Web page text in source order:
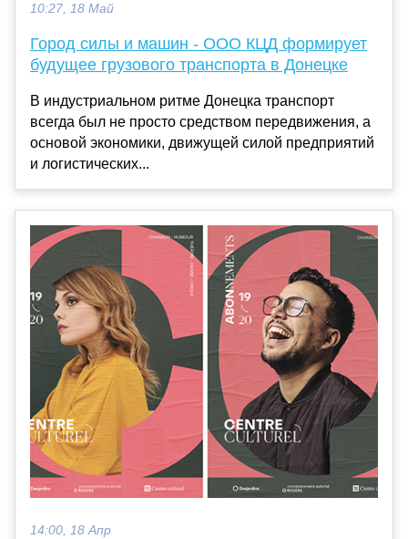
10:27, 18 Май
Город силы и машин - ООО КЦД формирует
будущее грузового транспорта в Донецке
В индустриальном ритме Донецка транспорт
всегда был не просто средством передвижения, а
основой экономики, движущей силой предприятий
и логистических...
14:00, 18 Апр